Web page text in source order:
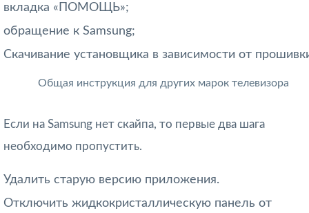
вкладка «ПОМОЩЬ»;
обращение к Samsung;
Скачивание установщика в зависимости от
Общая инструкция для других марок телевизора
Если на Samsung нет скайпа, то первые два шага
необходимо пропустить.
Удалить старую версию приложения.
Отключить жидкокристаллическую панель от